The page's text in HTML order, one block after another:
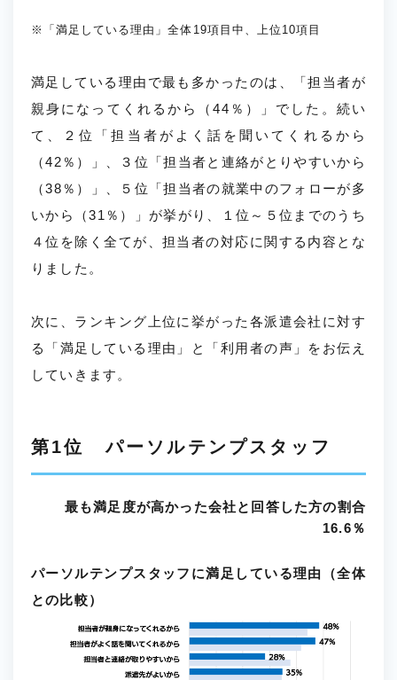
※「満足している理由」全体19項目中、上位10項目
満足している理由で最も多かったのは、「担当者が
親身になってくれるから（44％）」でした。続い
て、２位「担当者がよく話を聞いてくれるから
（42％）」、３位「担当者と連絡がとりやすいから
（38％）」、５位「担当者の就業中のフォローが多
いから（31％）」が挙がり、１位～５位までのうち
４位を除く全てが、担当者の対応に関する内容とな
りました。
次に、ランキング上位に挙がった各派遣会社に対す
る「満足している理由」と「利用者の声」をお伝え
していきます。
第1位 パーソルテンプスタッフ
最も満足度が高かった会社と回答した方の割合
16.6％
パーソルテンプスタッフに満足している理由（全体
との比較）